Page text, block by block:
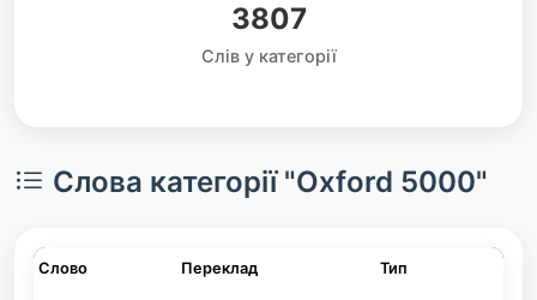
3807
Слів у категорії
Слова категорії "Oxford 5000"
Слово Переклад Тип